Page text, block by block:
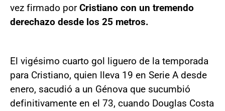
vez firmado porCristiano con un tremendo
derechazo desde los 25 metros.
El vigésimo cuarto gol liguero de la temporada
para Cristiano, quien lleva 19 en Serie A desde
enero, sacudió a un Génova que sucumbió
definitivamente en el 73, cuando Douglas Costa